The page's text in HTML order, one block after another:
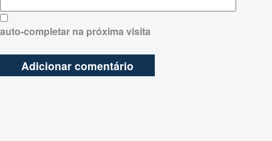
auto-completar na próxima visita